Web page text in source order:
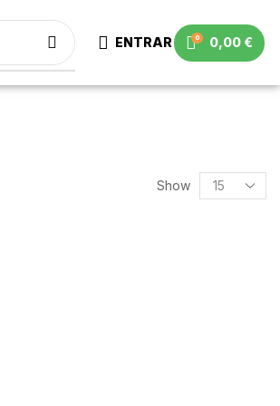
ENTRAR 0 0,00 €
Show